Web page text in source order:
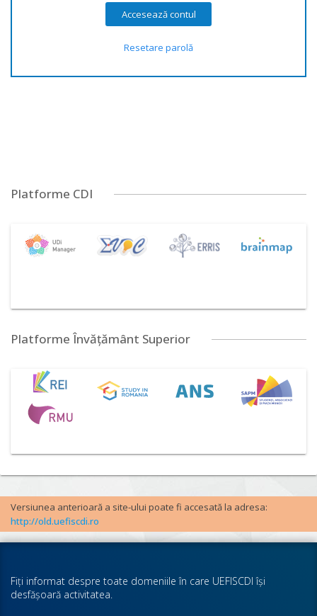
Resetare parolă
Platforme CDI
Platforme Învățământ Superior
Versiunea anterioară a site-ului poate fi accesată la adresa:
http://old.uefiscdi.ro
Fiţi informat despre toate domeniile în care UEFISCDI îşi
desfăşoară activitatea.